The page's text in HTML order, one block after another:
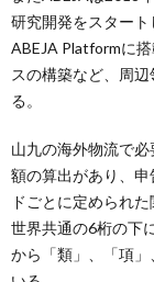
研究開発をスタート
ABEJA Platformに
スの構築など、周
る。
山九の海外物流で
額の算出があり、
ドごとに定められ
世界共通の6桁の下
から「類」、「項